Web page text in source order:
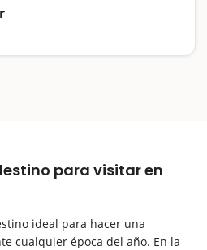
para visitar en
ideal para hacer una
cualquier época del año. En la